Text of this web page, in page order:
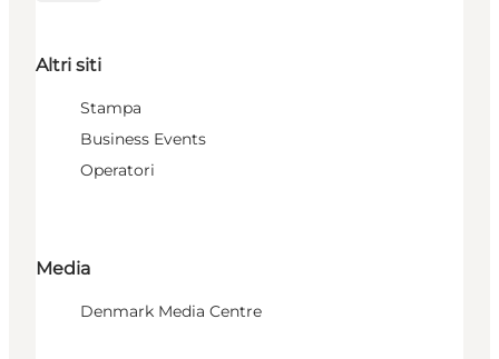
Altri siti
Stampa
Business Events
Operatori
Media
Denmark Media Centre